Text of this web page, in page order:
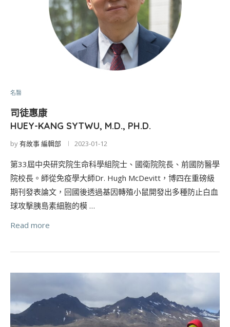
名醫
司徒惠康
HUEY-KANG SYTWU, M.D., PH.D.
by有故事 編輯部 2023-01-12
第33屆中央研究院生命科學組院士、國衛院院長、前國防醫學
院校長。師從免疫學大師Dr. Hugh McDevitt，博四在重磅級
期刊發表論文，回國後透過基因轉殖小鼠開發出多種防止白血
球攻擊胰島素細胞的模 …
Read more